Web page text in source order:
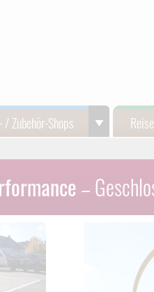
/ Zubehör-Shops
–